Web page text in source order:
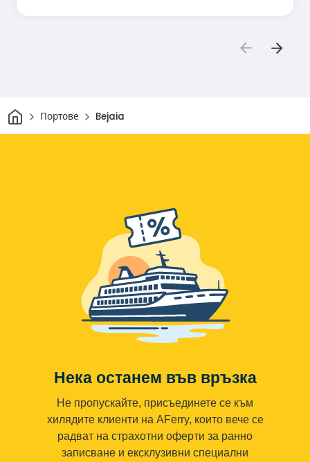
Начало
Портове Bejaia
Нека останем във връзка
Не пропускайте, присъединете се към
хилядите клиенти на AFerry, които вече се
радват на страхотни оферти за ранно
записване и ексклузивни специални